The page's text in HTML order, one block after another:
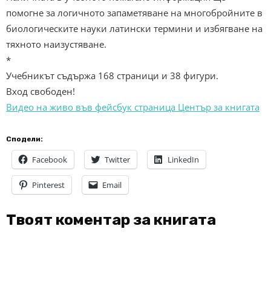
помогне за логичното запаметяване на многобройните в
биологическите науки латински термини и избягване на
тяхното наизустяване.
*
Учебникът съдържа 168 страници и 38 фигури.
Вход свободен!
Видео на живо във фейсбук страница Център за книгата
Сподели:
Facebook Twitter LinkedIn
Pinterest Email
Твоят коментар за книгата